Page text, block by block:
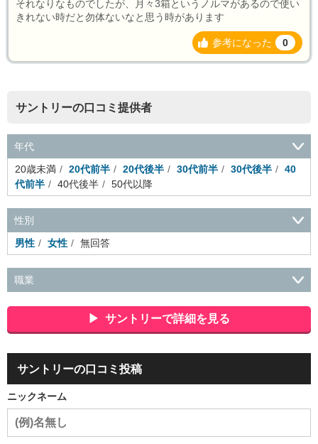
それなりなものでしたが、月々3箱というノルマがあるので使い
きれない時だと勿体ないなと思う時があります
参考になった 0
サントリーの口コミ提供者
年代
20歳未満
20代前半 20代後半 30代前半 30代後半
40
代前半
40代後半 50代以降
性別
男性
女性 無回答
職業
広告・マスコミ
接客・小売・流通・外食・食
品
アミューズメント・エンターテイメント・ゲーム関連
美
ダル・葬祭
メディア職
クリエイティブ・デザイン・映像・
音響
芸能・イベント・コンパニオン
ム開発・SE・インフラ）
導体・制御）
警備・交通・建築・土木技術職
医療・福祉・
介護
その他
ス
士業・コンサルティング 金融・商社
不動産・保険・サ
サントリーで詳細を見る
サントリーの口コミ投稿
ニックネーム